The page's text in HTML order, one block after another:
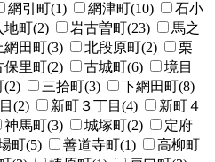
網引町(1) 網津町(10)
石小
地町(2) 岩古曽町(23)
馬之
網田町(3) 北段原町(2)
栗
保里町(2) 古城町(6)
境目
(2) 三拾町(3)
下網田町(8)
(2) 新町３丁目(4)
新町４
神馬町(3) 城塚町(2)
定府
町(5) 善道寺町(1)
高柳町